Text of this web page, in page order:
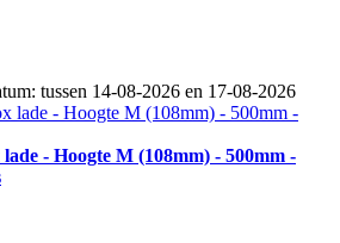
tussen 14-08-2026 en 17-08-2026
- Hoogte M (108mm) - 500mm -